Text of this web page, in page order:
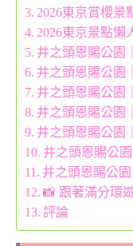
2026東京賞櫻景
2026東京景點懶
井之頭恩賜公園
井之頭恩賜公園
井之頭恩賜公園
井之頭恩賜公園
井之頭恩賜公園
井之頭恩賜公
井之頭恩賜公
📸 跟著滿分環
評論